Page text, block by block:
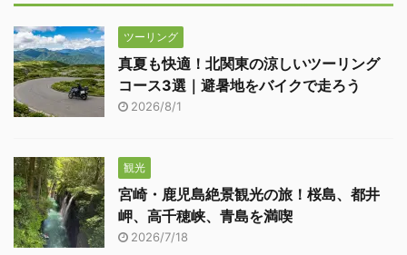
ツーリング
真夏も快適！北関東の涼しいツーリング
コース3選｜避暑地をバイクで走ろう
2026/8/1
観光
宮崎・鹿児島絶景観光の旅！桜島、都井
岬、高千穂峡、青島を満喫
2026/7/18